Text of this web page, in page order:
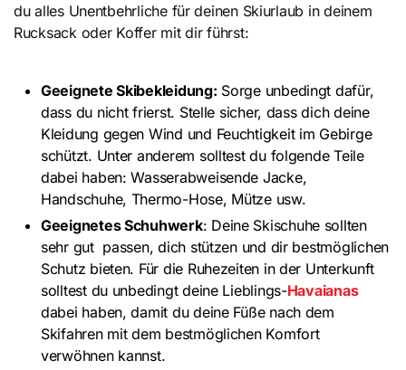
du alles Unentbehrliche für deinen Skiurlaub in deinem
Rucksack oder Koffer mit dir führst:
Geeignete Skibekleidung: Sorge unbedingt dafür,
dass du nicht frierst. Stelle sicher, dass dich deine
Kleidung gegen Wind und Feuchtigkeit im Gebirge
schützt. Unter anderem solltest du folgende Teile
dabei haben: Wasserabweisende Jacke,
Handschuhe, Thermo-Hose, Mütze usw.
Geeignetes Schuhwerk: Deine Skischuhe sollten
sehr gut passen, dich stützen und dir bestmöglichen
Schutz bieten. Für die Ruhezeiten in der Unterkunft
solltest du unbedingt deine Lieblings-Havaianas
dabei haben, damit du deine Füße nach dem
Skifahren mit dem bestmöglichen Komfort
verwöhnen kannst.